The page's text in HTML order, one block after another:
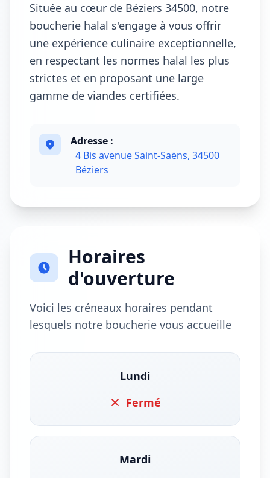
Située au cœur de Béziers 34500, notre
boucherie halal s'engage à vous offrir
une expérience culinaire exceptionnelle,
en respectant les normes halal les plus
strictes et en proposant une large
gamme de viandes certifiées.
Adresse :
4 Bis avenue Saint-Saëns, 34500
Béziers
Horaires
d'ouverture
Voici les créneaux horaires pendant
lesquels notre boucherie vous accueille
Lundi
Fermé
Mardi